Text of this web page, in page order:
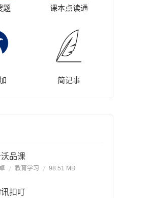
题 课本点读通
简记事
品课
教育学习 98.51 MB
扣叮